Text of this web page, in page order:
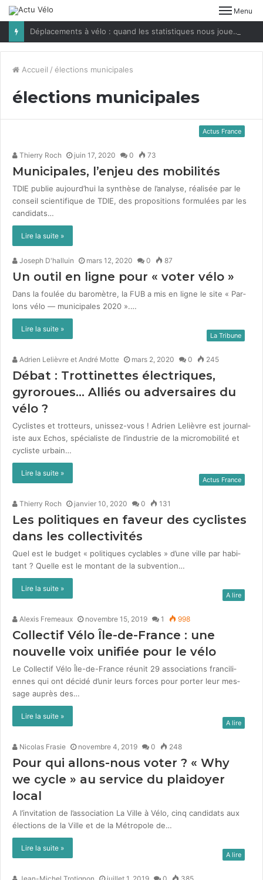
Menu
Déplacements à vélo : quand les statistiques nous jouent des tours
Accueil / élections municipales
élections municipales
Actus France
Thierry Roch juin 17, 2020 0 73
Municipales, l’enjeu des mobilités
TDIE pub­lie aujourd’hui la syn­thèse de l’analyse, réal­isée par le
con­seil sci­en­tifique de TDIE, des propo­si­tions for­mulées par les
can­di­dats…
Lire la suite »
Joseph D'halluin mars 12, 2020 0 87
Un outil en ligne pour « voter vélo »
Dans la foulée du baromètre, la FUB a mis en ligne le site « Par­
lons vélo — munic­i­pales 2020 ».…
Lire la suite »
La Tribune
Adrien Lelièvre et André Motte mars 2, 2020 0 245
Débat : Trottinettes électriques,
gyroroues… Alliés ou adversaires du
vélo ?
Cyclistes et trotteurs, unissez-vous ! Adrien Lelièvre est jour­nal­
iste aux Echos, spé­cial­iste de l’industrie de la micro­mo­bil­ité et
cycliste urbain…
Lire la suite »
Actus France
Thierry Roch janvier 10, 2020 0 131
Les politiques en faveur des cyclistes
dans les collectivités
Quel est le bud­get « poli­tiques cyclables » d’une ville par habi­
tant ? Quelle est le mon­tant de la sub­ven­tion…
Lire la suite »
A lire
Alexis Fremeaux novembre 15, 2019 1 998
Collectif Vélo Île-de-France : une
nouvelle voix unifiée pour le vélo
Le Col­lec­tif Vélo Île-de-France réu­nit 29 asso­ci­a­tions fran­cili­
ennes qui ont décidé d’unir leurs forces pour porter leur mes­
sage auprès des…
Lire la suite »
A lire
Nicolas Frasie novembre 4, 2019 0 248
Pour qui allons-nous voter ? « Why
we cycle » au service du plaidoyer
local
A l’invitation de l’association La Ville à Vélo, cinq can­di­dats aux
élec­tions de la Ville et de la Métro­pole de…
Lire la suite »
A lire